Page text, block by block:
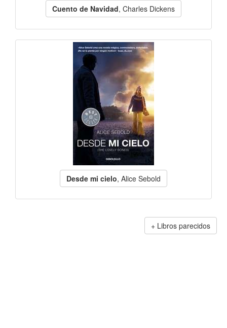
Cuento de Navidad, Charles Dickens
Desde mi cielo, Alice Sebold
Libros parecidos